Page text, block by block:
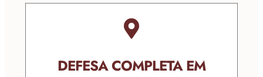
DEFESA COMPLETA EM